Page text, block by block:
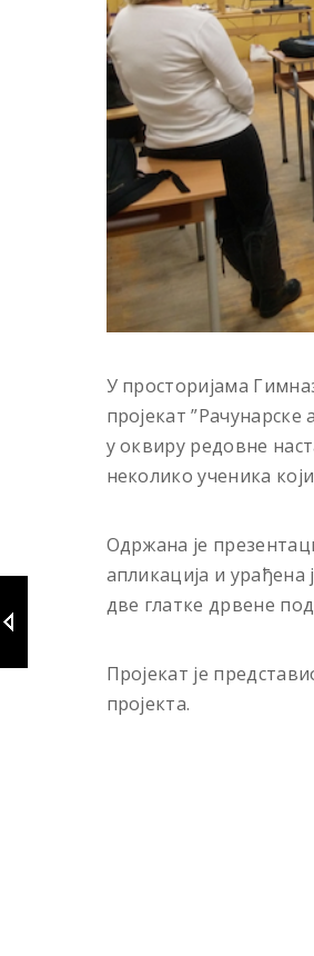
У просторијама
пројекат
у оквиру редовне
неколико ученика
Одржана је
апликација и
две глатке дрвене
Пројекат је
пројекта.